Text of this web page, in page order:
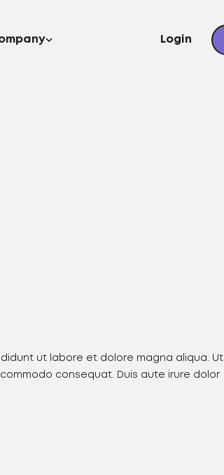
Login
ut labore et dolore magna aliqua. Ut
consequat. Duis aute irure dolor